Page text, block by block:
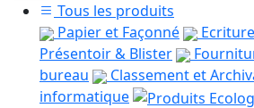
Tous les produits
Papier et Façonné
Présentoir & Blister
bureau
Classement et
informatique